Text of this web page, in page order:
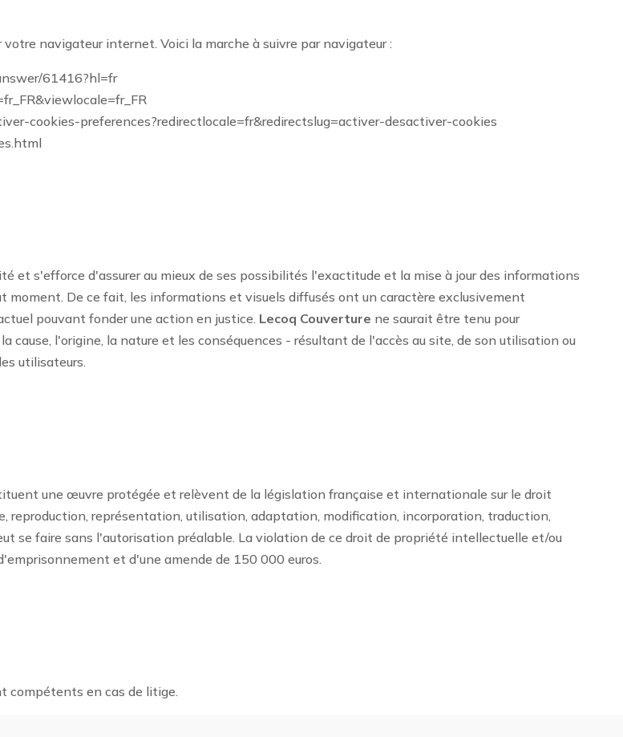
navigateur internet. Voici la marche à suivre par navigateur :
61416?hl=fr
cookies-preferences?redirectlocale=fr&redirectslug=activer-desactiver-cookies
et s'efforce d'assurer au mieux de ses possibilités l'exactitude et la mise à jour des informations
De ce fait, les informations et visuels diffusés ont un caractère exclusivement
pouvant fonder une action en justice. Lecoq Couverture ne saurait être tenu pour
l'origine, la nature et les conséquences - résultant de l'accès au site, de son utilisation ou
utilisateurs.
une œuvre protégée et relèvent de la législation française et internationale sur le droit
représentation, utilisation, adaptation, modification, incorporation, traduction,
se faire sans l'autorisation préalable. La violation de ce droit de propriété intellectuelle et/ou
et d'une amende de 150 000 euros.
compétents en cas de litige.